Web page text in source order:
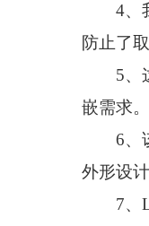
4、我
防止了
5、这
嵌需求。
6、该
外形设
7、